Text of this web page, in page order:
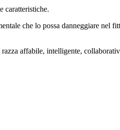
caratteristiche.
che lo possa danneggiare nel
affabile, intelligente,